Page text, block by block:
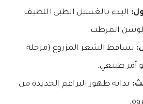
البدء بالغسيل الطبي اللطيف
المرطب.
تساقط الشعر المزروع (مرحلة
أمر طبيعي.
بداية ظهور البراعم الجديدة من